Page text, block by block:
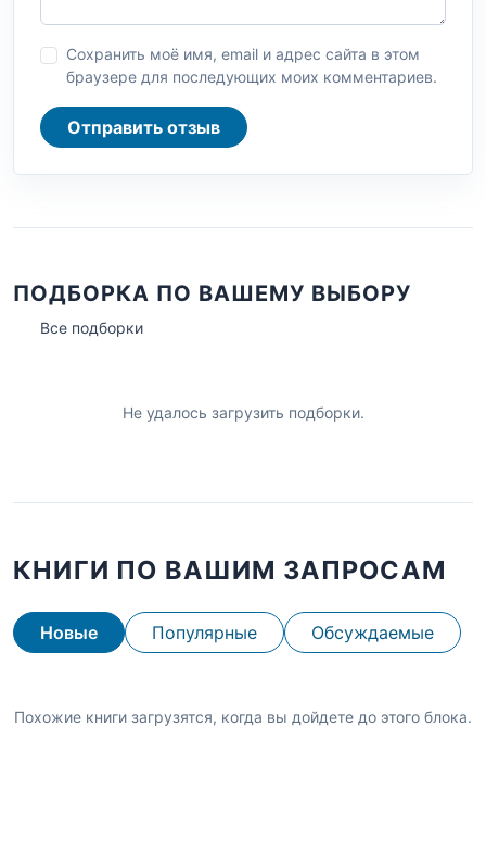
Сохранить моё имя, email и адрес сайта в этом
браузере для последующих моих комментариев.
Отправить отзыв
ПОДБОРКА ПО ВАШЕМУ ВЫБОРУ
Все подборки
Не удалось загрузить подборки.
КНИГИ ПО ВАШИМ ЗАПРОСАМ
Новые Популярные Обсуждаемые
Похожие книги загрузятся, когда вы дойдете до этого блока.